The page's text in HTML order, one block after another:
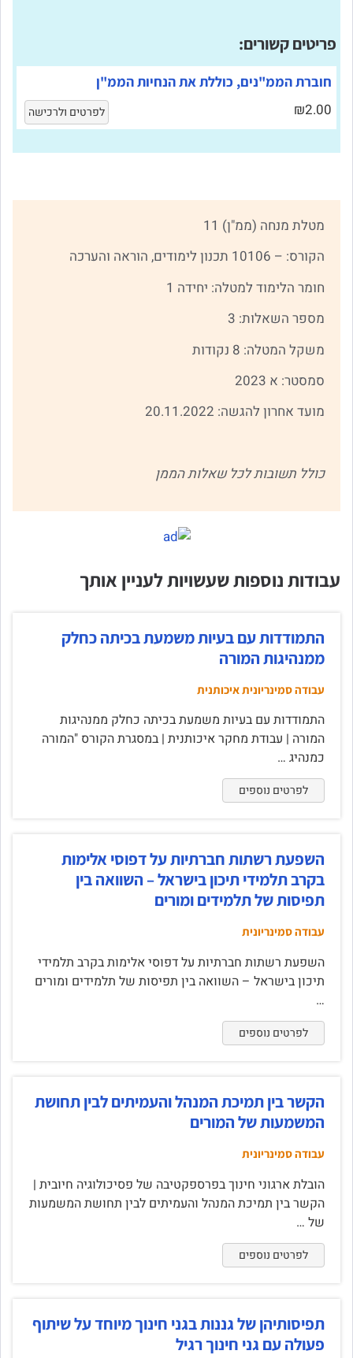
פריטים קשורים:
חוברת הממ"נים, כוללת את הנחיות הממ"ן
₪2.00 לפרטים ולרכישה
מטלת מנחה (ממ"ן) 11
הקורס: – 10106 תכנון לימודים, הוראה והערכה
חומר הלימוד למטלה: יחידה 1
מספר השאלות: 3
משקל המטלה: 8 נקודות
סמסטר: א 2023
מועד אחרון להגשה: 20.11.2022
כולל תשובות לכל שאלות הממן
עבודות נוספות שעשויות לעניין אותך
התמודדות עם בעיות משמעת בכיתה כחלק
ממנהיגות המורה
עבודה סמינריונית איכותנית
התמודדות עם בעיות משמעת בכיתה כחלק ממנהיגות
המורה | עבודת מחקר איכותנית | במסגרת הקורס "המורה
כמנהיג …
לפרטים נוספים
השפעת רשתות חברתיות על דפוסי אלימות
בקרב תלמידי תיכון בישראל – השוואה בין
תפיסות של תלמידים ומורים
עבודה סמינריונית
השפעת רשתות חברתיות על דפוסי אלימות בקרב תלמידי
תיכון בישראל – השוואה בין תפיסות של תלמידים ומורים
…
לפרטים נוספים
הקשר בין תמיכת המנהל והעמיתים לבין תחושת
המשמעות של המורים
עבודה סמינריונית
הובלת ארגוני חינוך בפרספקטיבה של פסיכולוגיה חיובית |
הקשר בין תמיכת המנהל והעמיתים לבין תחושת המשמעות
של …
לפרטים נוספים
תפיסותיהן של גננות בגני חינוך מיוחד על שיתוף
פעולה עם גני חינוך רגיל